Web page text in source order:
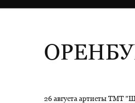
26 августа артисты ТМТ